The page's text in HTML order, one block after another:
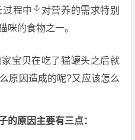
过程中
对营养的需求特别
咪的食物之一。
宝贝在吃了猫罐头之后就
原因造成的呢?又应该怎么
的原因主要有三点：